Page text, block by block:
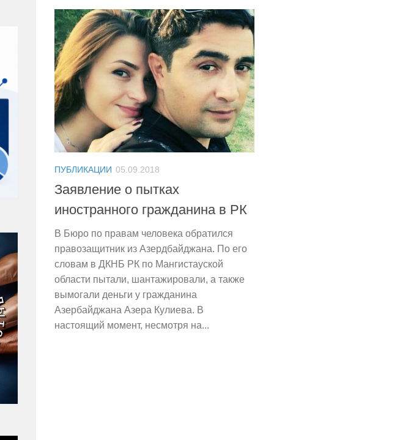
ПУБЛИКАЦИИ 05.09.2018
Заявление о пытках
иностранного гражданина в РК
В Бюро по правам человека обратился
правозащитник из Азердбайджана. По его
словам в ДКНБ РК по Мангистауской
области пытали, шантажировали, а также
вымогали деньги у гражданина
Азербайджана Азера Кулиева. В
настоящий момент, несмотря на...